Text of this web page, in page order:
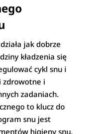
jak dobrze
kładzenia się
cykl snu i
zdrowotne i
zadaniach.
to klucz do
snu jest
higieny snu.